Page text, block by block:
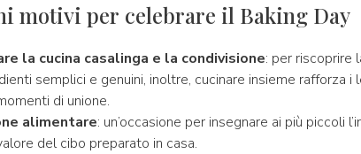
motivi per celebrare il Baking Day
la cucina casalinga e la condivisione: per riscoprire
semplici e genuini, inoltre, cucinare insieme rafforza i
di unione.
alimentare: un’occasione per insegnare ai più piccoli
del cibo preparato in casa.